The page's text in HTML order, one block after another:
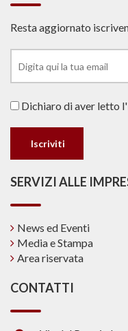
Resta aggiornato
Dichiaro di aver letto l'
SERVIZI ALLE
News ed Eventi
Media e Stampa
Area riservata
CONTATTI